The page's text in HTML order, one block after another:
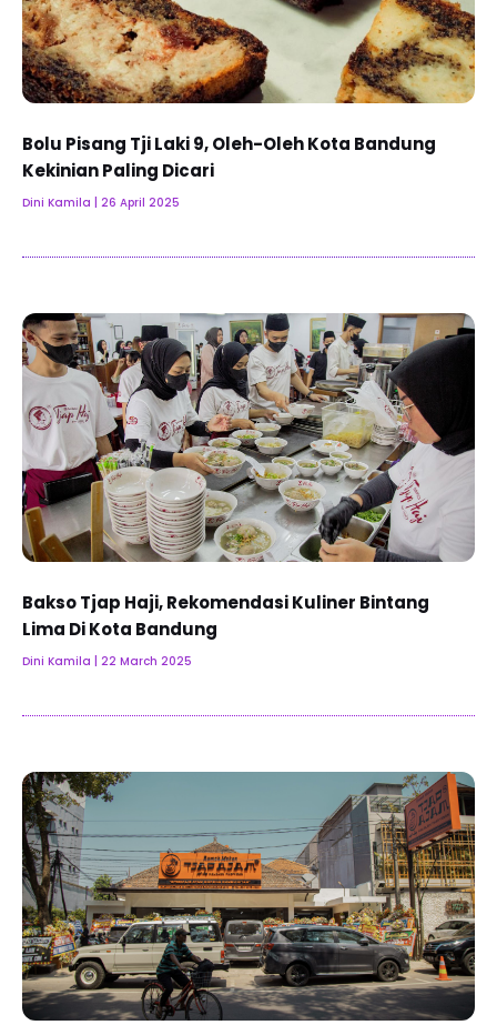
Bolu Pisang Tji Laki 9, Oleh-Oleh Kota Bandung
Kekinian Paling Dicari
Dini Kamila 26 April 2025
Bakso Tjap Haji, Rekomendasi Kuliner Bintang
Lima Di Kota Bandung
Dini Kamila 22 March 2025